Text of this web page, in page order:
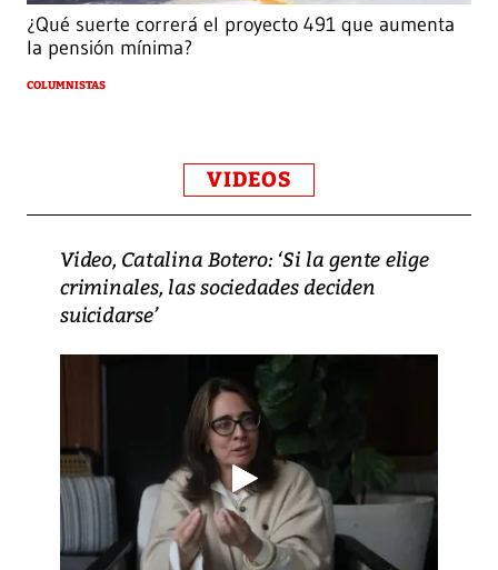
¿Qué suerte correrá el proyecto 491 que aumenta
la pensión mínima?
COLUMNISTAS
VIDEOS
Video, Catalina Botero: ‘Si la gente elige
criminales, las sociedades deciden
suicidarse’